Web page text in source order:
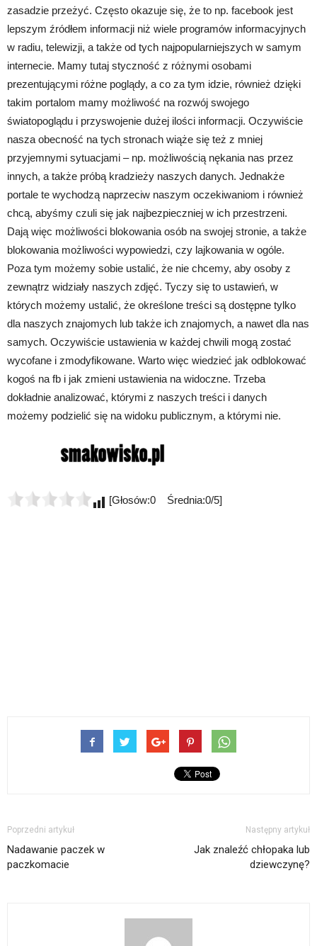
zasadzie przeżyć. Często okazuje się, że to np. facebook jest
lepszym źródłem informacji niż wiele programów informacyjnych
w radiu, telewizji, a także od tych najpopularniejszych w samym
internecie. Mamy tutaj styczność z różnymi osobami
prezentującymi różne poglądy, a co za tym idzie, również dzięki
takim portalom mamy możliwość na rozwój swojego
światopoglądu i przyswojenie dużej ilości informacji. Oczywiście
nasza obecność na tych stronach wiąże się też z mniej
przyjemnymi sytuacjami – np. możliwością nękania nas przez
innych, a także próbą kradzieży naszych danych. Jednakże
portale te wychodzą naprzeciw naszym oczekiwaniom i również
chcą, abyśmy czuli się jak najbezpieczniej w ich przestrzeni.
Dają więc możliwości blokowania osób na swojej stronie, a także
blokowania możliwości wypowiedzi, czy lajkowania w ogóle.
Poza tym możemy sobie ustalić, że nie chcemy, aby osoby z
zewnątrz widziały naszych zdjęć. Tyczy się to ustawień, w
których możemy ustalić, że określone treści są dostępne tylko
dla naszych znajomych lub także ich znajomych, a nawet dla nas
samych. Oczywiście ustawienia w każdej chwili mogą zostać
wycofane i zmodyfikowane. Warto więc wiedzieć jak odblokować
kogoś na fb i jak zmieni ustawienia na widoczne. Trzeba
dokładnie analizować, którymi z naszych treści i danych
możemy podzielić się na widoku publicznym, a którymi nie.
[Głosów:0 Średnia:0/5]
Poprzedni artykuł
Nadawanie paczek w
paczkomacie
Następny artykuł
Jak znaleźć chłopaka lub
dziewczynę?